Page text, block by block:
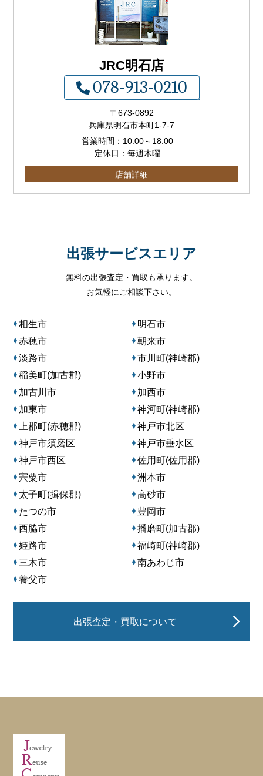
JRC明石店
078-913-0210
〒673-0892
兵庫県明石市本町1-7-7
営業時間： 10:00～ 18:00
定休日：毎週木曜
店舗詳細
出張サービスエリア
無料の出張査定・買取も承ります。
お気軽にご相談下さい。
相生市
明石市
赤穂市
朝来市
淡路市
市川町(神崎郡)
稲美町(加古郡)
小野市
加古川市
加西市
加東市
神河町(神崎郡)
上郡町(赤穂郡)
神戸市北区
神戸市須磨区
神戸市垂水区
神戸市西区
佐用町(佐用郡)
宍粟市
洲本市
太子町(揖保郡)
高砂市
たつの市
豊岡市
西脇市
播磨町(加古郡)
姫路市
福崎町(神崎郡)
三木市
南あわじ市
養父市
出張査定・買取について